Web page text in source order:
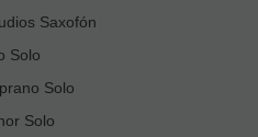
Saxofón
Solo
Solo
Solo